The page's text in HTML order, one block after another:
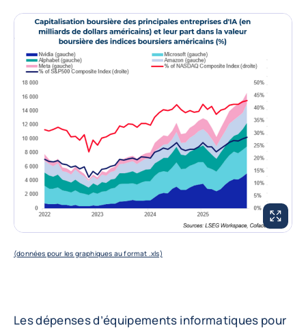
(données pour les graphiques au format .xls)
Les dépenses d’équipements informatiques pour